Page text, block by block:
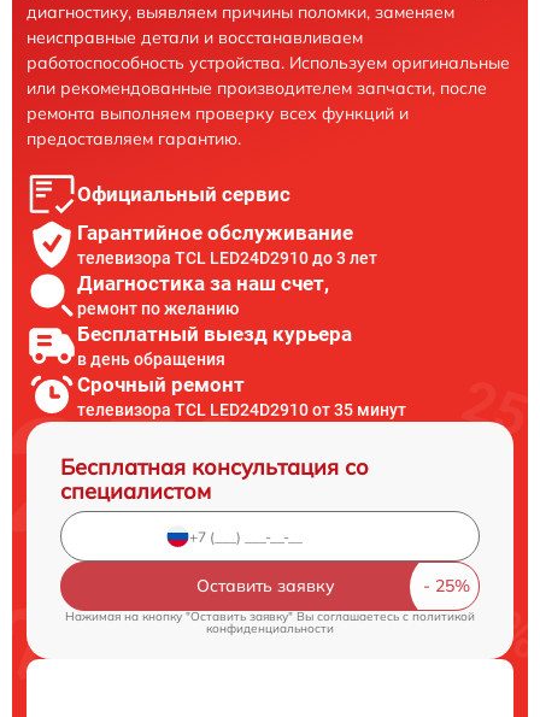
диагностику, выявляем причины поломки, заменяем
неисправные детали и восстанавливаем
работоспособность устройства. Используем оригинальные
или рекомендованные производителем запчасти, после
ремонта выполняем проверку всех функций и
предоставляем гарантию.
Официальный сервис
Гарантийное обслуживание
телевизора TCL LED24D2910 до 3 лет
Диагностика за наш счет,
ремонт по желанию
Бесплатный выезд курьера
в день обращения
Срочный ремонт
телевизора TCL LED24D2910 от 35 минут
Бесплатная консультация со
специалистом
Оставить заявку
Нажимая на кнопку "Оставить заявку" Вы соглашаетесь cполитикой
конфиденциальности